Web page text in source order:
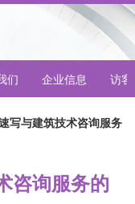
们 企业信息 访客
写与建筑技术咨询服务
咨询服务的